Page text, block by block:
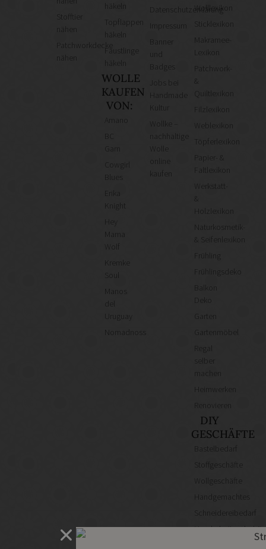
Stofftier
Patchworkdecke
häkeln
Topflappen
häkeln
Fäustlinge
häkeln
WOLLE
KAUFEN
VON:
Cowgirl
Knight
Mama
Wolf
Kremke
Manos
Uruguay
Nomadnoss
Datenschutzerklärung
Kultur
Wollke –
nachhaltige
kaufen
Wolllexikon
Sticklexikon
Makramee-
Lexikon
Patchwork-
&
Quiltlexikon
Weblexikon
Töpferlexikon
Papier- &
Faltlexikon
Werkstatt-
&
Holzlexikon
Naturkosmetik-
& Seifenlexikon
Frühling
Frühlingsdeko
Balkon
Deko
Garten
Gartenmöbel
Regal
Heimwerken
DIY
GESCHÄFTE
Bastelbedarf
Stoffgeschäfte
Wollgeschäfte
Handgemachtes
Schneidereibedarf
Handarbeitszubehör